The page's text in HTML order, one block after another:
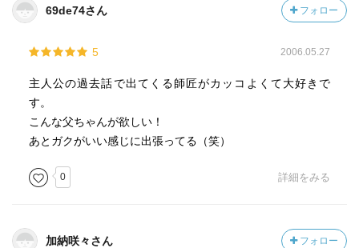
69de74さん フォロー
5 2006.05.27
主人公の過去話で出てくる師匠がカッコよくて大好きで
す。
こんな父ちゃんが欲しい！
あとガクがいい感じに出張ってる（笑）
0 詳細をみる
加納咲々さん フォロー